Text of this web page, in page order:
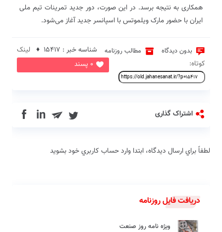
همکاری به نتیجه برسد. در این صورت، دور جدید تمرینات تیم ملی
ایران با حضور مارک ویلموتس با اسپانسر جدید آغاز می‌شود.
بدون دیدگاه مطالب روزنامه
0 پسند
شناسه خبر : 15417 ♦
لینک
کوتاه:
اشتراک گذاری in
لطفاً براي ارسال دیدگاه، ابتدا وارد حساب كاربري خود بشويد
دریافت فایل روزنامه
ویژه نامه روز صنعت